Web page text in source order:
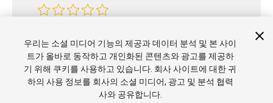
우리는 소셜 미디어 기능의 제공과 데이터 분석 및 본 사이
트가 올바로 동작하고 개인화된 콘텐츠와 광고를 제공하
기 위해 쿠키를 사용하고 있습니다. 회사 사이트에 대한 귀
하의 사용 정보를 회사의 소셜 미디어, 광고 및 분석 협력
사와 공유합니다.